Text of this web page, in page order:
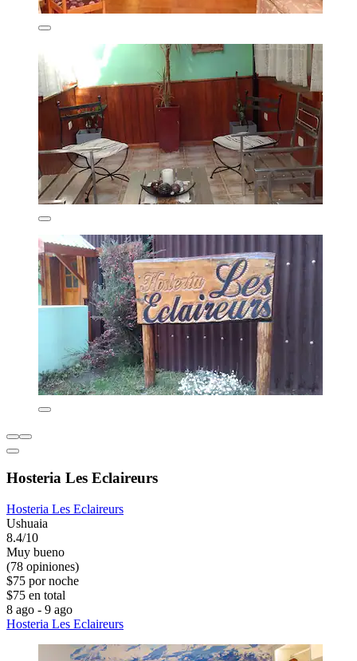
Hosteria Les Eclaireurs
Hosteria Les Eclaireurs
Ushuaia
8.4/10
Muy bueno
(78 opiniones)
$75 por noche
$75 en total
8 ago - 9 ago
Hosteria Les Eclaireurs